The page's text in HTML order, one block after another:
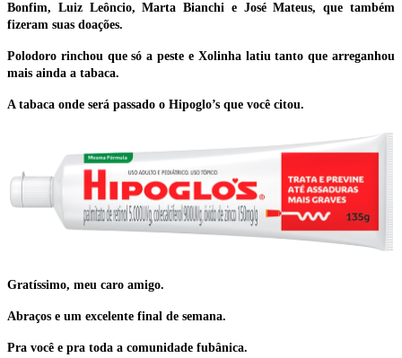
Bonfim, Luiz Leôncio, Marta Bianchi e José Mateus, que também
fizeram suas doações.
Polodoro rinchou que só a peste e Xolinha latiu tanto que arreganhou
mais ainda a tabaca.
A tabaca onde será passado o Hipoglo’s que você citou.
Gratíssimo, meu caro amigo.
Abraços e um excelente final de semana.
Pra você e pra toda a comunidade fubânica.